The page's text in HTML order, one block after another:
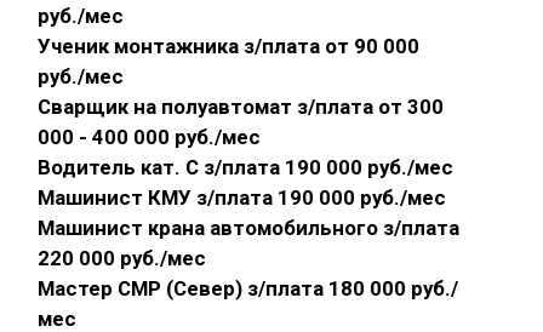
руб./мес
Ученик монтажника з/плата от 90 000
руб./мес
Сварщик на полуавтомат з/плата от 300
000 - 400 000 руб./мес
Водитель кат. С з/плата 190 000 руб./мес
Машинист КМУ з/плата 190 000 руб./мес
Машинист крана автомобильного з/плата
220 000 руб./мес
Мастер СМР (Север) з/плата 180 000 руб./
мес